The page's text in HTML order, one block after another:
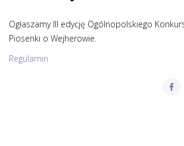
Ogłaszamy III edycję Ogólnopolskiego
Piosenki o Wejherowie.
Regulamin